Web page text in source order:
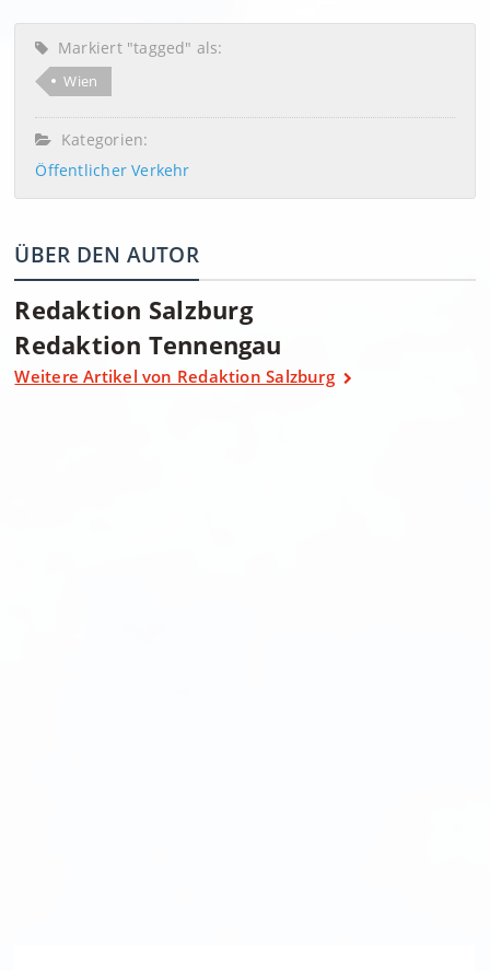
Markiert "tagged" als:
Wien
Kategorien:
Öffentlicher Verkehr
ÜBER DEN AUTOR
Redaktion Salzburg
Redaktion Tennengau
Weitere Artikel von Redaktion Salzburg